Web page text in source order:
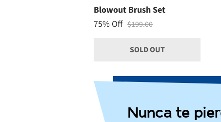
Blowout Brush Set
75% Off $199.00
SOLD OUT
Nunca te